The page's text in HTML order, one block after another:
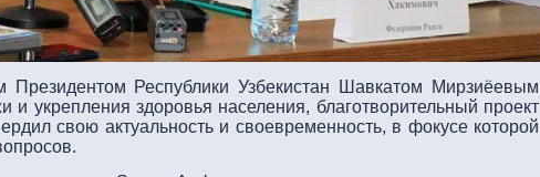
Президентом Республики Узбекистан Шавкатом Мирзиёевым
и укрепления здоровья населения, благотворительный проект
свою актуальность и своевременность, в фокусе которой